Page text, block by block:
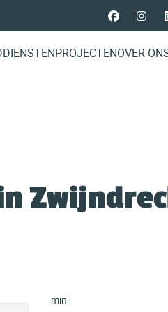
DIENSTENPROJECTENOVER
min